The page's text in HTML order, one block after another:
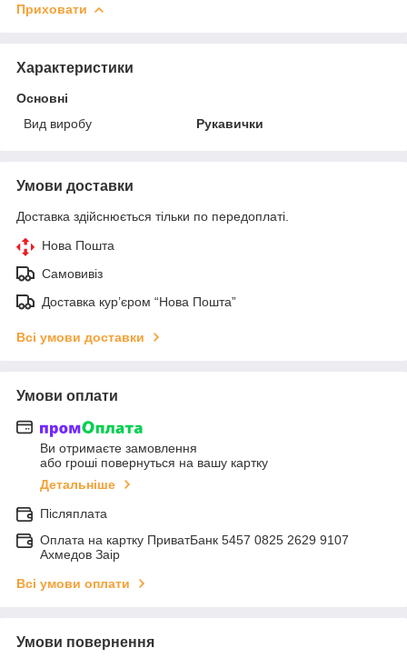
Приховати
Характеристики
Основні
Вид виробу
Рукавички
Умови доставки
Доставка здійснюється тільки по передоплаті.
Нова Пошта
Самовивіз
Доставка кур’єром “Нова Пошта”
Всі умови доставки
Умови оплати
Ви отримаєте замовлення
або гроші повернуться на вашу картку
Детальніше
Післяплата
Оплата на картку ПриватБанк 5457 0825 2629 9107
Ахмедов Заір
Всі умови оплати
Умови повернення